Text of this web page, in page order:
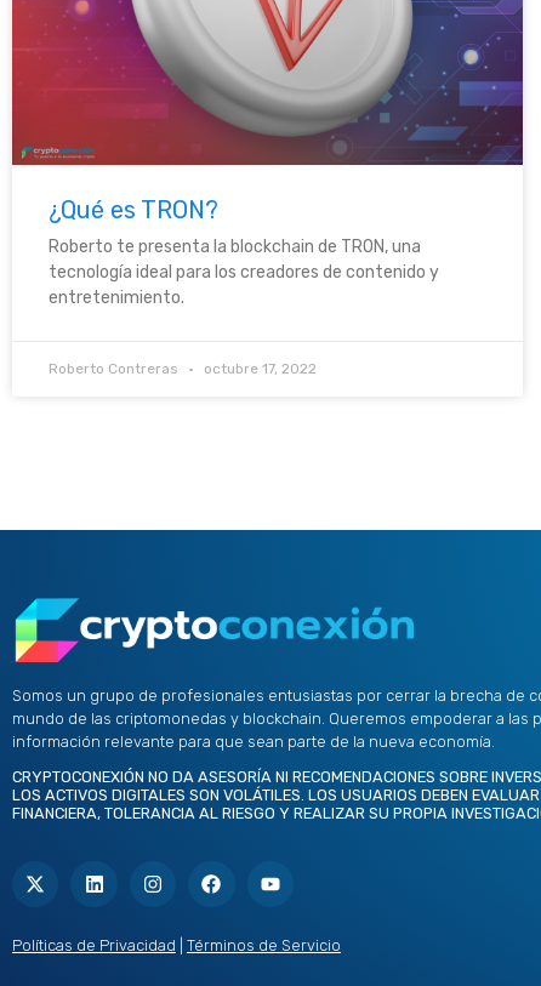
¿Qué es TRON?
Roberto te presenta la blockchain de TRON, una
tecnología ideal para los creadores de contenido y
entretenimiento.
Roberto Contreras octubre 17, 2022
Somos un grupo de profesionales entusiastas por cerrar la brecha de
mundo de las criptomonedas y blockchain. Queremos empoderar a las
información relevante para que sean parte de la nueva economía.
CRYPTOCONEXIÓN NO DA ASESORÍA NI RECOMENDACIONES SOBRE
LOS ACTIVOS DIGITALES SON VOLÁTILES. LOS USUARIOS DEBEN
FINANCIERA, TOLERANCIA AL RIESGO Y REALIZAR SU PROPIA
t
t
t
n
d
i
s
g
r
c
o
o
u
b
e
Políticas de Privacidad Términos de Servicio